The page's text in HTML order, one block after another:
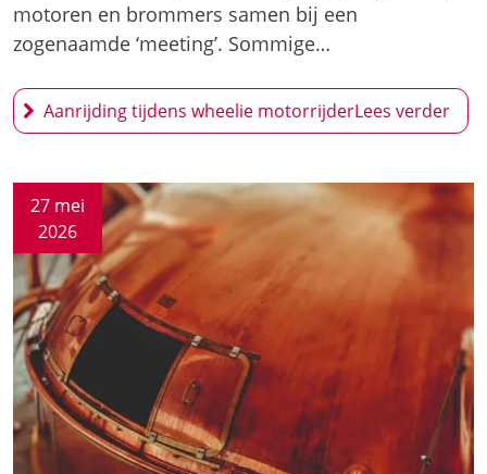
motoren en brommers samen bij een
zogenaamde ‘meeting’. Sommige…
Aanrijding tijdens wheelie motorrijder
27 mei
2026